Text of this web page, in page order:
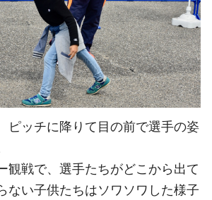
ピッチに降りて目の前で選手の姿
観戦で、選手たちがどこから出て
ない子供たちはソワソワした様子